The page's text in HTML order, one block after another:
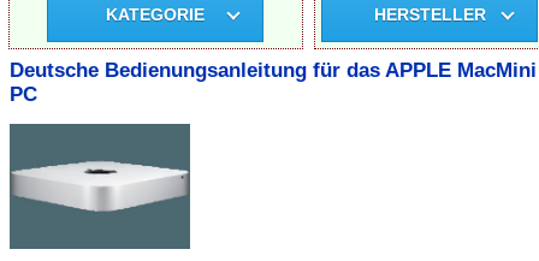
KATEGORIE HERSTELLER
Deutsche Bedienungsanleitung für das APPLE MacMini
PC